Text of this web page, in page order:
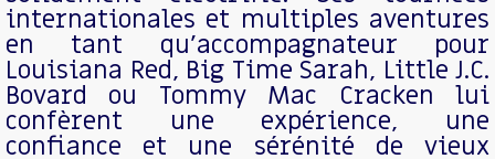
internationales et multiples aventures
en tant qu’accompagnateur pour
Louisiana Red, Big Time Sarah, Little J.C.
Bovard ou Tommy Mac Cracken lui
confèrent une expérience, une
confiance et une sérénité de vieux